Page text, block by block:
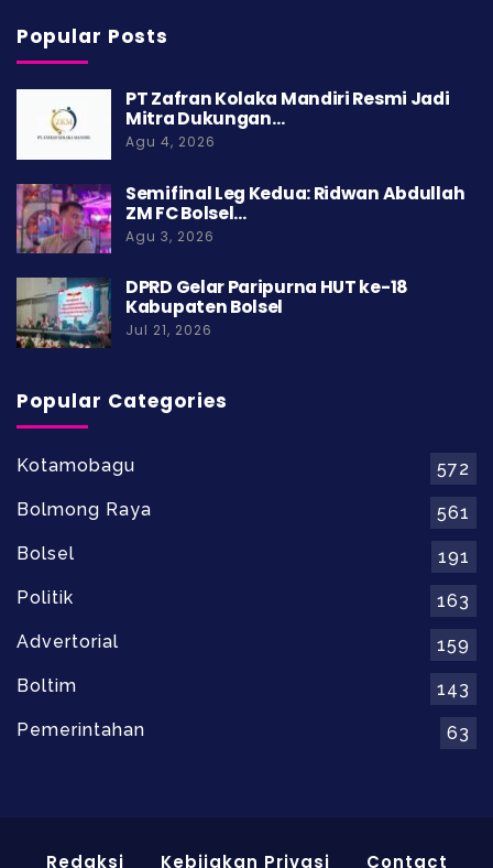
Popular Posts
PT Zafran Kolaka Mandiri Resmi Jadi
Mitra Dukungan…
Agu 4, 2026
Semifinal Leg Kedua: Ridwan Abdullah
ZM FC Bolsel…
Agu 3, 2026
DPRD Gelar Paripurna HUT ke-18
Kabupaten Bolsel
Jul 21, 2026
Popular Categories
Kotamobagu
572
Bolmong Raya
561
Bolsel
191
Politik
163
Advertorial
159
Boltim
143
Pemerintahan
63
Redaksi Kebijakan Privasi Contact